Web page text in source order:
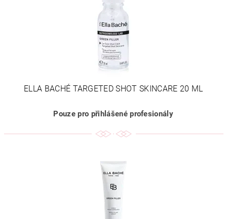
ELLA BACHÉ TARGETED SHOT SKINCARE 20 ML
Pouze pro přihlášené profesionály